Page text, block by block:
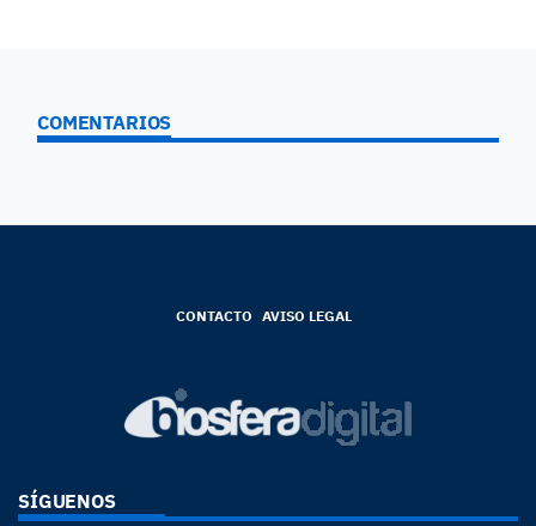
COMENTARIOS
CONTACTO AVISO LEGAL
SÍGUENOS